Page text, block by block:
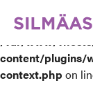
Warning : Attempt
/var/www/
content/plugins/
context.php on
Silmäasema –